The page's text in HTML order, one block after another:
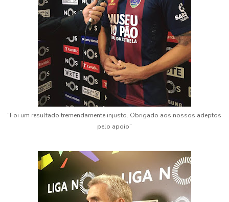
“Foi um resultado tremendamente injusto. Obrigado aos nossos adeptos
pelo apoio”